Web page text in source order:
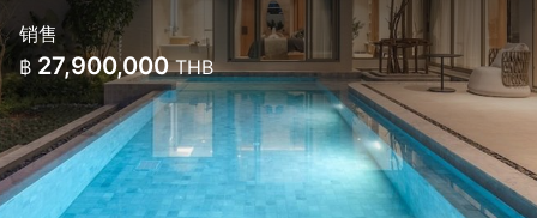
销售
฿ 27,900,000THB